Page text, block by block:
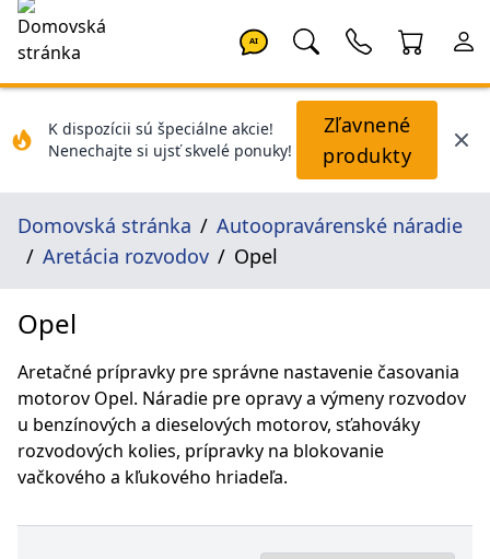
AI
K dispozícii sú špeciálne akcie!
Nenechajte si ujsť skvelé ponuky!
Zľavnené
produkty
Domovská stránka
Autoopravárenské náradie
Aretácia rozvodov
Opel
Opel
Aretačné prípravky pre správne nastavenie časovania
motorov Opel. Náradie pre opravy a výmeny rozvodov
u benzínových a dieselových motorov, sťahováky
rozvodových kolies, prípravky na blokovanie
vačkového a kľukového hriadeľa.